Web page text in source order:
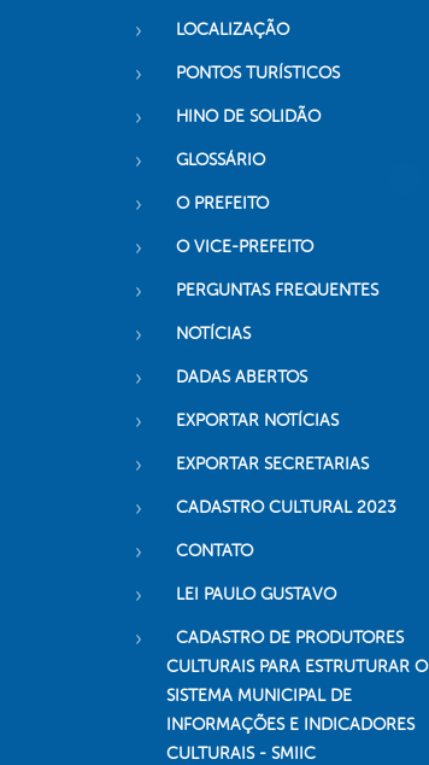
LOCALIZAÇÃO
PONTOS TURÍSTICOS
HINO DE SOLIDÃO
GLOSSÁRIO
O PREFEITO
O VICE-PREFEITO
PERGUNTAS FREQUENTES
NOTÍCIAS
DADAS ABERTOS
EXPORTAR NOTÍCIAS
EXPORTAR SECRETARIAS
CADASTRO CULTURAL 2023
CONTATO
LEI PAULO GUSTAVO
CADASTRO DE PRODUTORES
CULTURAIS PARA ESTRUTURAR O
SISTEMA MUNICIPAL DE
INFORMAÇÕES E INDICADORES
CULTURAIS - SMIIC